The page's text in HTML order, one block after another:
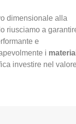
dimensionale alla
riusciamo a
e
i
investire nel valore